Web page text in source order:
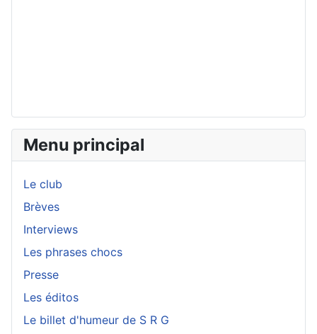
Menu principal
Le club
Brèves
Interviews
Les phrases chocs
Presse
Les éditos
Le billet d'humeur de S R G